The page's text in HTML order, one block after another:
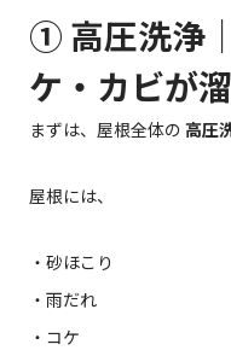
① 高圧洗浄
ケ・カビが
まずは、屋根全体の 高圧
屋根には、
・砂ほこり
・雨だれ
・コケ